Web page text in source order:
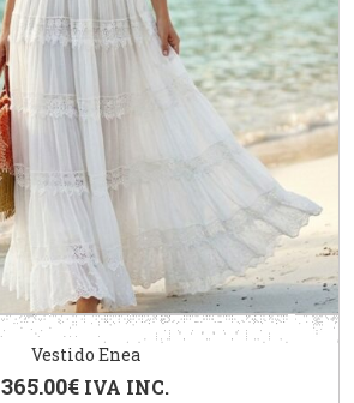
Vestido Enea
365.00€ IVA INC.